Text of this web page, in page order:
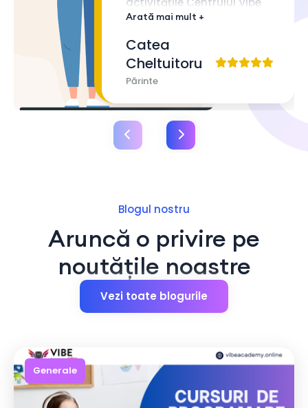
Academy.
Arată mai mult +
Catea
Cheltuitoru
Părinte
Blogul nostru
Aruncă o privire pe
noutățile noastre
Vezi toate blogurile
Generale